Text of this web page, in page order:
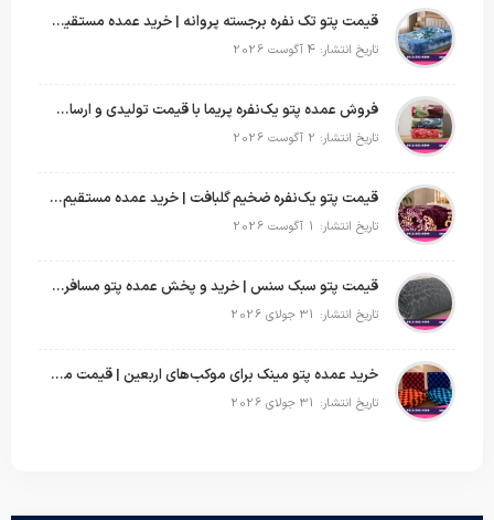
قیمت پتو تک نفره برجسته پروانه | خرید عمده مستقیم با بهترین قیمت بازار
تاریخ انتشار: 4 آگوست 2026
فروش عمده پتو یک‌نفره پریما با قیمت تولیدی و ارسال به سراسر کشور
تاریخ انتشار: 2 آگوست 2026
قیمت پتو یک‌نفره ضخیم گلبافت | خرید عمده مستقیم با بهترین قیمت
تاریخ انتشار: 1 آگوست 2026
قیمت پتو سبک سنس | خرید و پخش عمده پتو مسافرتی Sense
تاریخ انتشار: 31 جولای 2026
خرید عمده پتو مینک برای موکب‌های اربعین | قیمت مناسب و ارسال سریع
تاریخ انتشار: 31 جولای 2026